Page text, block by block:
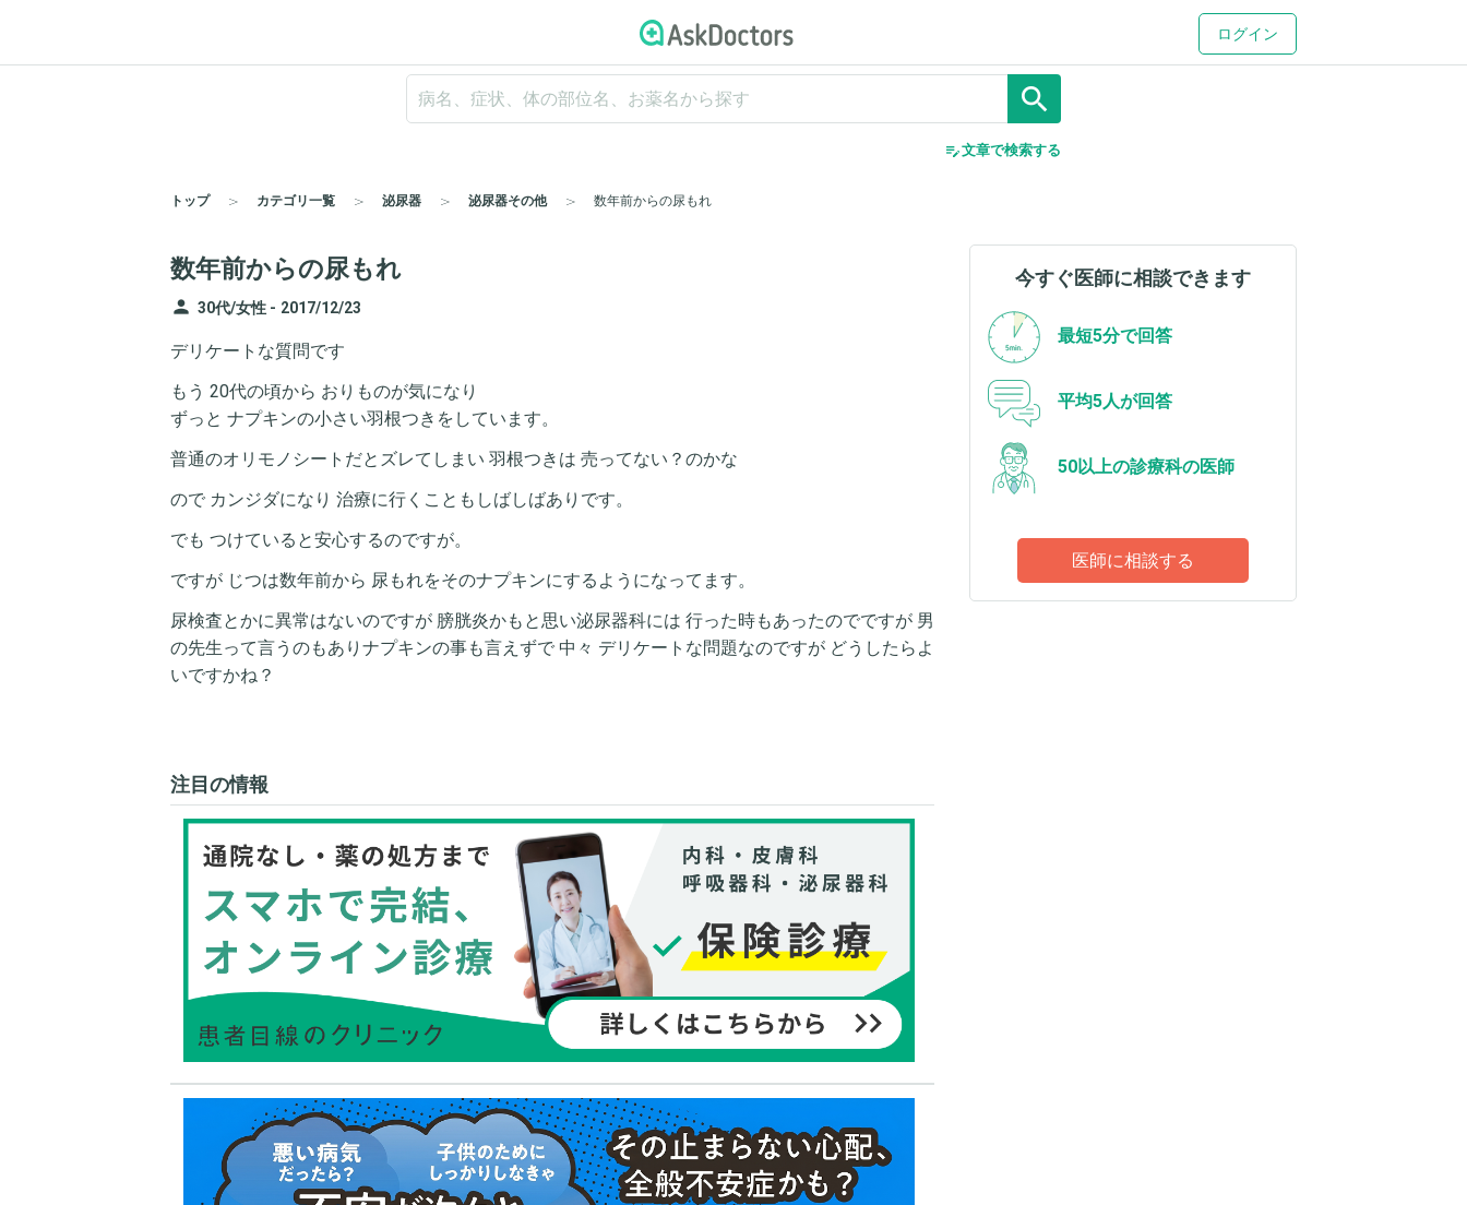
ログイン
search
edit_note文章で検索する
トップ カテゴリ一覧 泌尿器 泌尿器その他 数年前からの尿もれ
数年前からの尿もれ
person 30代/女性 - 2017/12/23
デリケートな質問です
もう 20代の頃から おりものが気になり
ずっと ナプキンの小さい羽根つきをしています。
普通のオリモノシートだとズレてしまい 羽根つきは 売ってない？のかな
ので カンジダになり 治療に行くこともしばしばありです。
でも つけていると安心するのですが。
ですが じつは数年前から 尿もれをそのナプキンにするようになってます。
尿検査とかに異常はないのですが 膀胱炎かもと思い泌尿器科には 行った時もあったのでですが 男
の先生って言うのもありナプキンの事も言えずで 中々 デリケートな問題なのですが どうしたらよ
いですかね？
注目の情報
今すぐ医師に相談できます
最短5分で回答
平均5人が回答
50以上の診療科の医師
医師に相談する